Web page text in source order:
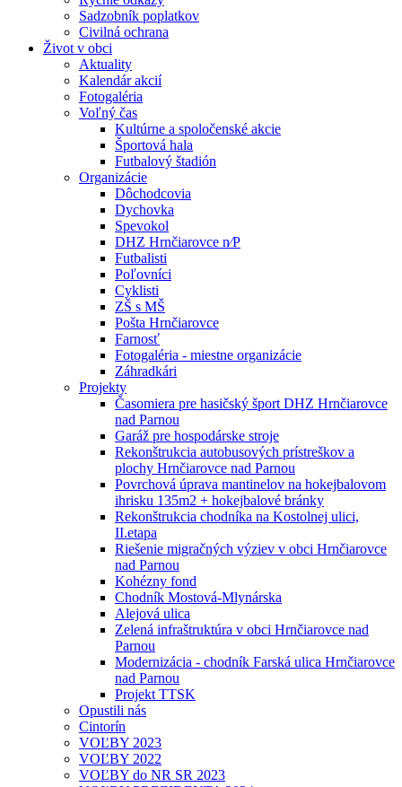
Sadzobník poplatkov
Civilná ochrana
Život v obci
Aktuality
Kalendár akcií
Fotogaléria
Voľný čas
Kultúrne a spoločenské akcie
Športová hala
Futbalový štadión
Organizácie
Dôchodcovia
Dychovka
Spevokol
DHZ Hrnčiarovce n⁄P
Futbalisti
Poľovníci
Cyklisti
ZŠ s MŠ
Pošta Hrnčiarovce
Farnosť
Fotogaléria - miestne organizácie
Záhradkári
Projekty
Časomiera pre hasičský šport DHZ Hrnčiarovce
nad Parnou
Garáž pre hospodárske stroje
Rekonštrukcia autobusových prístreškov a
plochy Hrnčiarovce nad Parnou
Povrchová úprava mantinelov na hokejbalovom
ihrisku 135m2 + hokejbalové bránky
Rekonštrukcia chodníka na Kostolnej ulici,
II.etapa
Riešenie migračných výziev v obci Hrnčiarovce
nad Parnou
Kohézny fond
Chodník Mostová-Mlynárska
Alejová ulica
Zelená infraštruktúra v obci Hrnčiarovce nad
Parnou
Modernizácia - chodník Farská ulica Hrnčiarovce
nad Parnou
Projekt TTSK
Opustili nás
Cintorín
VOĽBY 2023
VOĽBY 2022
VOĽBY do NR SR 2023